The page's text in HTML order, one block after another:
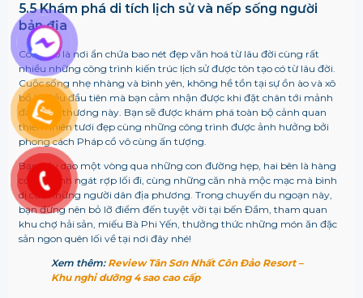
5.5 Khám phá di tích lịch sử và nếp sống người
bản địa
Côn Đảo là nơi ẩn chứa bao nét đẹp văn hoá từ lâu đời cùng rất
nhiều những công trình kiến trúc lịch sử được tôn tạo có từ lâu đời.
Cuộc sống nhẹ nhàng và bình yên, không hề tồn tại sự ồn ào và xô
bồ là điều đầu tiên mà bạn cảm nhận được khi đặt chân tới mảnh
đất thân thương này. Bạn sẽ được khám phá toàn bộ cảnh quan
thiên nhiên tươi đẹp cùng những công trình được ảnh hưởng bởi
phong cách Pháp cổ vô cùng ấn tượng.
Bạn hãy dạo một vòng qua những con đường hẹp, hai bên là hàng
cỏ dại xanh ngát rợp lối đi, cùng những căn nhà mộc mạc mà bình
dị của những người dân địa phương. Trong chuyến du ngoạn này,
bạn đừng nên bỏ lỡ điểm đến tuyệt vời tại bến Đầm, tham quan
khu chợ hải sản, miếu Bà Phi Yến, thưởng thức những món ăn đặc
sản ngon quên lối về tại nơi đây nhé!
Xem thêm: Review Tân Sơn Nhất Côn Đảo Resort –
Khu nghỉ dưỡng 4 sao cao cấp